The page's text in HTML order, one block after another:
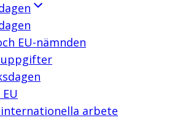
EU-nämnden
uppgifter
internationella arbete